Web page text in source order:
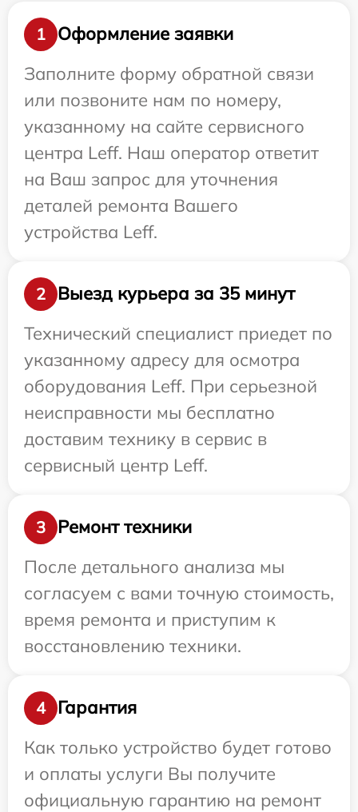
1
Оформление заявки
Заполните форму обратной связи
или позвоните нам по номеру,
указанному на сайте сервисного
центра Leff. Наш оператор ответит
на Ваш запрос для уточнения
деталей ремонта Вашего
устройства Leff.
2
Выезд курьера за 35 минут
Технический специалист приедет по
указанному адресу для осмотра
оборудования Leff. При серьезной
неисправности мы бесплатно
доставим технику в сервис в
сервисный центр Leff.
3
Ремонт техники
После детального анализа мы
согласуем с вами точную стоимость,
время ремонта и приступим к
восстановлению техники.
4
Гарантия
Как только устройство будет готово
и оплаты услуги Вы получите
официальную гарантию на ремонт